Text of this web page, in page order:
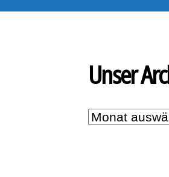
Unser
Unser
Archiv